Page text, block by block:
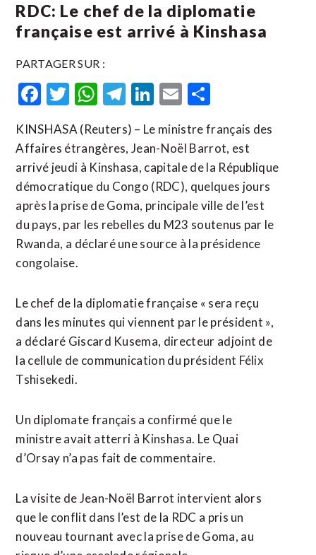
RDC: Le chef de la diplomatie
française est arrivé à Kinshasa
PARTAGER SUR :
Facebook
Twitter
WhatsApp
Telegram
LinkedIn
Email
KINSHASA (Reuters) – Le ministre français des
Affaires étrangères, Jean-Noël Barrot, est
arrivé jeudi à Kinshasa, capitale de la République
démocratique du Congo (RDC), quelques jours
après la prise de Goma, principale ville de l’est
du pays, par les rebelles du M23 soutenus par le
Rwanda, a déclaré une source à la présidence
congolaise.
Le chef de la diplomatie française « sera reçu
dans les minutes qui viennent par le président »,
a déclaré Giscard Kusema, directeur adjoint de
la cellule de communication du président Félix
Tshisekedi.
Un diplomate français a confirmé que le
ministre avait atterri à Kinshasa. Le Quai
d’Orsay n’a pas fait de commentaire.
La visite de Jean-Noël Barrot intervient alors
que le conflit dans l’est de la RDC a pris un
nouveau tournant avec la prise de Goma, au